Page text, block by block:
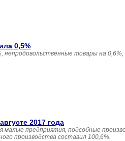
0,5%
товары на
2017 года
предприятия, подсобные
производства составил 100,6%.